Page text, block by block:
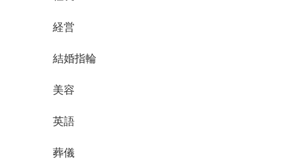
経営
結婚指輪
美容
英語
葬儀